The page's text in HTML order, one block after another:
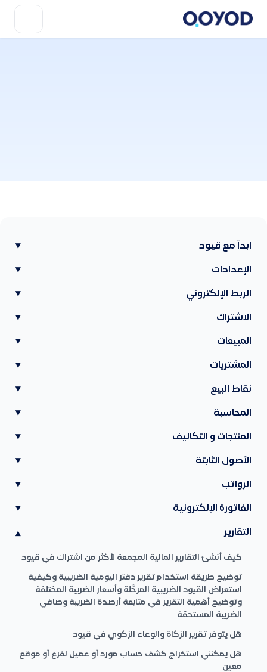
ابدأ مع قيود ▾
الإعدادات ▾
الربط الإلكتروني ▾
الاشتراك ▾
المبيعات ▾
المشتريات ▾
نقاط البيع ▾
المحاسبة ▾
المنتجات و التكاليف ▾
الأصول الثابتة ▾
الرواتب ▾
الفاتورة الإلكترونية ▾
التقارير ▾
كيف أنشئ التقارير المالية المجمعة لأكثر من اشتراك في قيود
توضيح طريقة استخدام تقرير دفتر اليومية الضريبية وكيفية
استعراض القيود الضريبية المرحَّلة وأسعار الضريبة المختلفة
وتوضيح أهمية التقرير في متابعة أرصدة الضريبة وصافي
الضريبة المستحقة
هل يتوفر تقرير الزكاة والوعاء الزكوي في قيود
هل يمكنني استخراج كشف حساب مورد أو عميل لفرع أو موقع
معين